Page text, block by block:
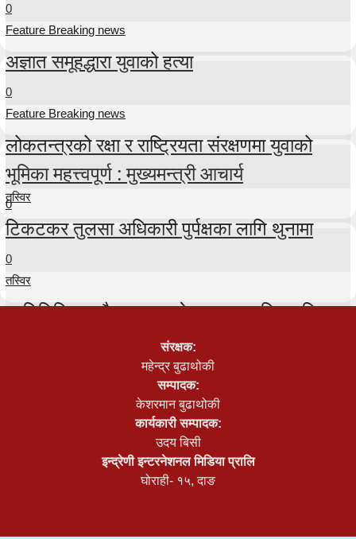
0
Feature Breaking news
अज्ञात समूहद्धारा युवाको हत्या
0
Feature Breaking news
लोकतन्त्रको रक्षा र राष्ट्रियता संरक्षणमा युवाको
भूमिका महत्त्वपूर्ण : मुख्यमन्त्री आचार्य
0
तस्विर
टिकटकर तुलसा अधिकारी पुर्पक्षका लागि थुनामा
0
तस्विर
प्रतिनिधिसभा बैठक २५ गते सम्मका लागि स्थगित
भूमि आयोग खारेज गरेर सरकारले बनायो ‘भूमि समस्या
संरक्षक:
महेन्द्र बुढाथोकी
सम्पादक:
केशरमान बुढाथोकी
कार्यकारी सम्पादक:
उदय बिसी
इन्द्रेणी इन्टरनेशनल मिडिया प्रालि
घोराही- १५, दाङ